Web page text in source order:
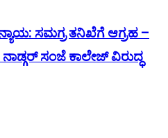
ಸಮಗ್ರ ತನಿಖೆಗೆ ಆಗ್ರಹ –
ಸಂಜೆ ಕಾಲೇಜ್ ವಿರುದ್ಧ